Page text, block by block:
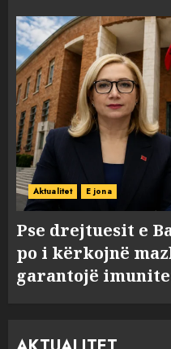
Aktualitet E jona
Pse drejtuesit e
po i kërkojnë
garantojë